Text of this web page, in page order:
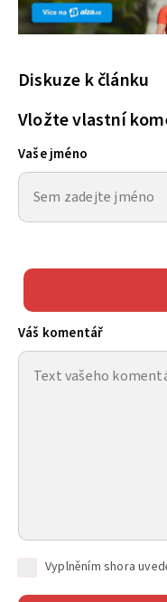
Diskuze k článku
Vložte vlastní
Vaše jméno
Váš komentář